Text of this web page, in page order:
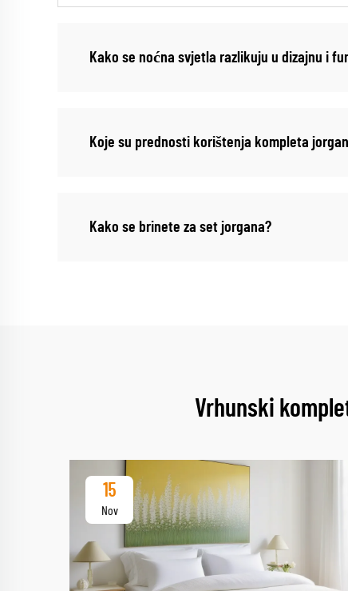
Kako se noćna svjetla razlikuju u dizajnu i
Koje su prednosti korištenja kompleta
Kako se brinete za set jorgana?
Vrhunski
15
Nov